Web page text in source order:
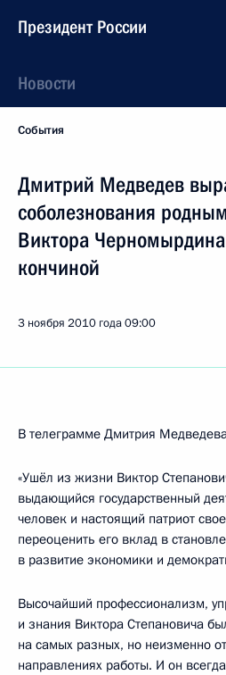
Президент России
Новости
События
Дмитрий Медведев
соболезнования
Виктора Черномырдина
кончиной
3 ноября 2010 года09:00
В телеграмме Дмитрия
«Ушёл из жизни Виктор
выдающийся государственный
человек и настоящий патриот
переоценить его вклад в
в развитие экономики и
Высочайший профессионализм,
и знания Виктора Степановича
на самых разных, но неизменно
направлениях работы. И он